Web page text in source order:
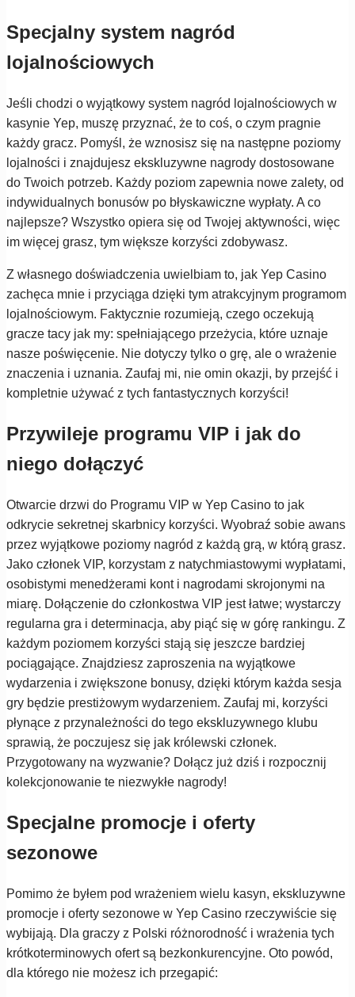
Specjalny system nagród
lojalnościowych
Jeśli chodzi o wyjątkowy system nagród lojalnościowych w
kasynie Yep, muszę przyznać, że to coś, o czym pragnie
każdy gracz. Pomyśl, że wznosisz się na następne poziomy
lojalności i znajdujesz ekskluzywne nagrody dostosowane
do Twoich potrzeb. Każdy poziom zapewnia nowe zalety, od
indywidualnych bonusów po błyskawiczne wypłaty. A co
najlepsze? Wszystko opiera się od Twojej aktywności, więc
im więcej grasz, tym większe korzyści zdobywasz.
Z własnego doświadczenia uwielbiam to, jak Yep Casino
zachęca mnie i przyciąga dzięki tym atrakcyjnym programom
lojalnościowym. Faktycznie rozumieją, czego oczekują
gracze tacy jak my: spełniającego przeżycia, które uznaje
nasze poświęcenie. Nie dotyczy tylko o grę, ale o wrażenie
znaczenia i uznania. Zaufaj mi, nie omin okazji, by przejść i
kompletnie używać z tych fantastycznych korzyści!
Przywileje programu VIP i jak do
niego dołączyć
Otwarcie drzwi do Programu VIP w Yep Casino to jak
odkrycie sekretnej skarbnicy korzyści. Wyobraź sobie awans
przez wyjątkowe poziomy nagród z każdą grą, w którą grasz.
Jako członek VIP, korzystam z natychmiastowymi wypłatami,
osobistymi menedżerami kont i nagrodami skrojonymi na
miarę. Dołączenie do członkostwa VIP jest łatwe; wystarczy
regularna gra i determinacja, aby piąć się w górę rankingu. Z
każdym poziomem korzyści stają się jeszcze bardziej
pociągające. Znajdziesz zaproszenia na wyjątkowe
wydarzenia i zwiększone bonusy, dzięki którym każda sesja
gry będzie prestiżowym wydarzeniem. Zaufaj mi, korzyści
płynące z przynależności do tego ekskluzywnego klubu
sprawią, że poczujesz się jak królewski członek.
Przygotowany na wyzwanie? Dołącz już dziś i rozpocznij
kolekcjonowanie te niezwykłe nagrody!
Specjalne promocje i oferty
sezonowe
Pomimo że byłem pod wrażeniem wielu kasyn, ekskluzywne
promocje i oferty sezonowe w Yep Casino rzeczywiście się
wybijają. Dla graczy z Polski różnorodność i wrażenia tych
krótkoterminowych ofert są bezkonkurencyjne. Oto powód,
dla którego nie możesz ich przegapić: